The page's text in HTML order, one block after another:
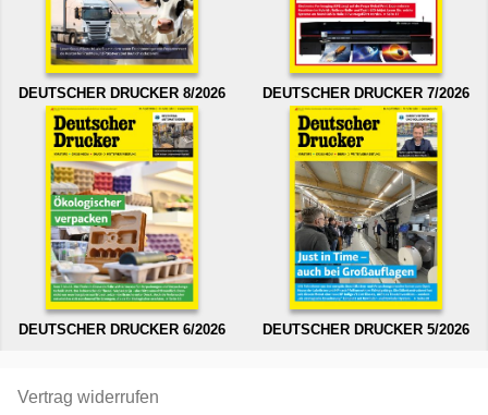
DEUTSCHER DRUCKER 8/2026 DEUTSCHER DRUCKER 7/2026
DEUTSCHER DRUCKER 6/2026 DEUTSCHER DRUCKER 5/2026
Vertrag widerrufen